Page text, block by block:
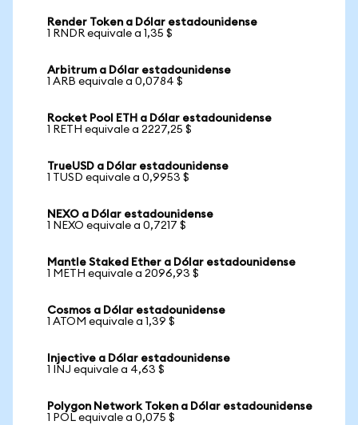
Render Token a Dólar estadounidense
1 RNDR equivale a 1,35 $
Arbitrum a Dólar estadounidense
1 ARB equivale a 0,0784 $
Rocket Pool ETH a Dólar estadounidense
1 RETH equivale a 2227,25 $
TrueUSD a Dólar estadounidense
1 TUSD equivale a 0,9953 $
NEXO a Dólar estadounidense
1 NEXO equivale a 0,7217 $
Mantle Staked Ether a Dólar estadounidense
1 METH equivale a 2096,93 $
Cosmos a Dólar estadounidense
1 ATOM equivale a 1,39 $
Injective a Dólar estadounidense
1 INJ equivale a 4,63 $
Polygon Network Token a Dólar estadounidense
1 POL equivale a 0,075 $